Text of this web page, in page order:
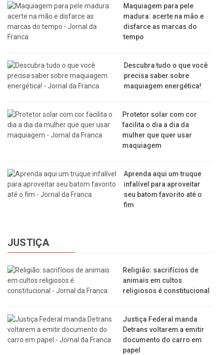
Maquiagem para pele
madura: acerte na mão e
disfarce as marcas do
tempo
Descubra tudo o que você
precisa saber sobre
maquiagem energética!
Protetor solar com cor
facilita o dia a dia da
mulher que quer usar
maquiagem
Aprenda aqui um truque
infalível para aproveitar
seu batom favorito até o
fim
JUSTIÇA
Religião: sacrifícios de
animais em cultos
religiosos é constitucional
Justiça Federal manda
Detrans voltarem a emitir
documento do carro em
papel